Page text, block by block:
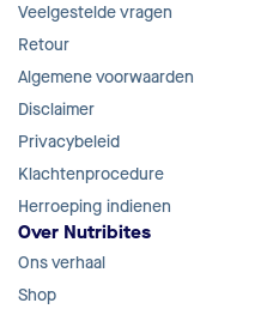
Veelgestelde vragen
Retour
Algemene voorwaarden
Disclaimer
Privacybeleid
Klachtenprocedure
Herroeping indienen
Over Nutribites
Ons verhaal
Shop